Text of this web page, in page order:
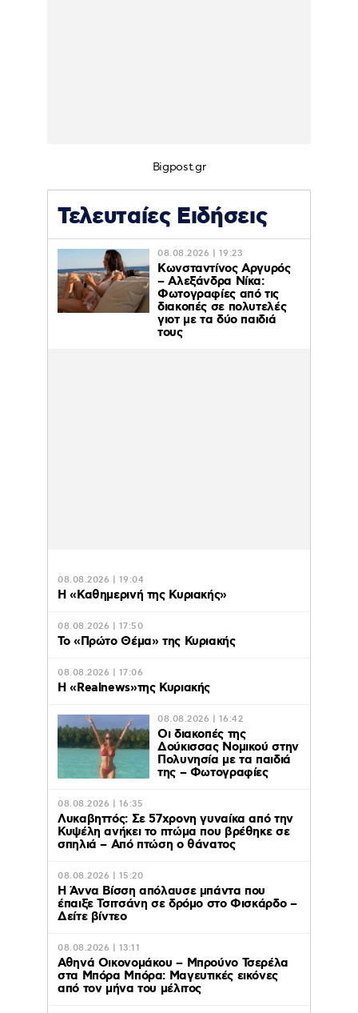
Bigpost.gr
Τελευταίες Ειδήσεις
08.08.2026 | 19:23
Κωνσταντίνος Αργυρός
– Αλεξάνδρα Νίκα:
Φωτογραφίες από τις
διακοπές σε πολυτελές
γιοτ με τα δύο παιδιά
τους
08.08.2026 | 19:04
H «Καθημερινή της Κυριακής»
08.08.2026 | 17:50
Το «Πρώτο Θέμα» της Κυριακής
08.08.2026 | 17:06
Η «Realnews»της Κυριακής
08.08.2026 | 16:42
Οι διακοπές της
Δούκισσας Νομικού στην
Πολυνησία με τα παιδιά
της – Φωτογραφίες
08.08.2026 | 16:35
Λυκαβηττός: Σε 57χρονη γυναίκα από την
Κυψέλη ανήκει το πτώμα που βρέθηκε σε
σπηλιά – Από πτώση ο θάνατος
08.08.2026 | 15:20
Η Άννα Βίσση απόλαυσε μπάντα που
έπαιξε Τσιτσάνη σε δρόμο στο Φισκάρδο –
Δείτε βίντεο
08.08.2026 | 13:11
Αθηνά Οικονομάκου – Μπρούνο Τσερέλα
στα Μπόρα Μπόρα: Mαγευτικές εικόνες
από τον μήνα του μέλιτος